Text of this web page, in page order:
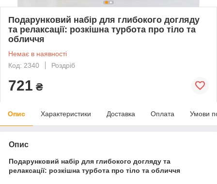
Подарунковий набір для глибокого догляду
та релаксації: розкішна турбота про тіло та
обличчя
Немає в наявності
Код: 2340
Роздріб
721 ₴
Опис Характеристики Доставка Оплата Умови
Опис
Подарунковий набір для глибокого догляду та
релаксації: розкішна турбота про тіло та обличчя